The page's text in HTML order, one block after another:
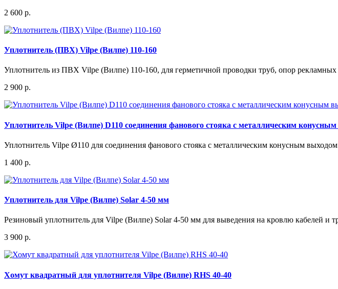
2 600 р.
Уплотнитель (ПВХ) Vilpe (Вилпе) 110-160
Уплотнитель из ПВХ Vilpe (Вилпе) 110-160, для герметичной проводки труб, опор
2 900 р.
Уплотнитель Vilpe (Вилпе) D110 соединения фанового стояка с металлическим
Уплотнитель Vilpe Ø110 для соединения фанового стояка с металлическим конусным
1 400 р.
Уплотнитель для Vilpe (Вилпе) Solar 4-50 мм
Резиновый уплотнитель для Vilpe (Вилпе) Solar 4-50 мм для выведения на кровлю кабелей и
3 900 р.
Хомут квадратный для уплотнителя Vilpe (Вилпе) RHS 40-40